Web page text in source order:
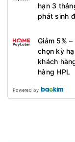
hạn 3
phát sinh
Giảm 5%
chọn kỳ
khách
hàng HPL
Powered by